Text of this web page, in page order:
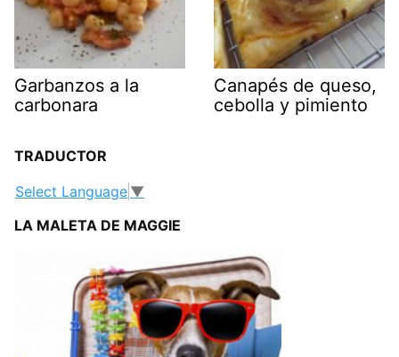
Garbanzos a la
carbonara
Canapés de queso,
cebolla y pimiento
TRADUCTOR
Select Language ▼
LA MALETA DE MAGGIE